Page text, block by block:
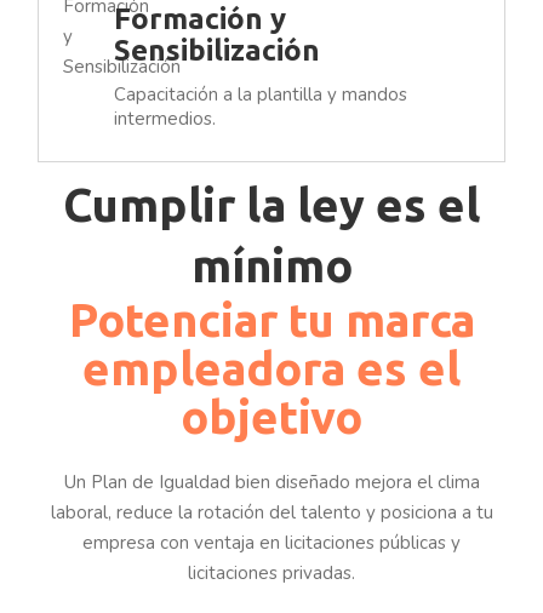
Formación y
Sensibilización
Capacitación a la plantilla y mandos
intermedios.
Cumplir la ley es el
mínimo
Potenciar tu marca
empleadora es el
objetivo
Un Plan de Igualdad bien diseñado mejora el clima
laboral, reduce la rotación del talento y posiciona a tu
empresa con ventaja en licitaciones públicas y
licitaciones privadas.